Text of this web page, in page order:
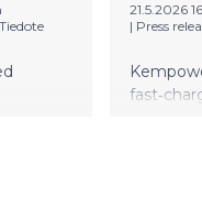
Tiedote
21.5.2026
| Press